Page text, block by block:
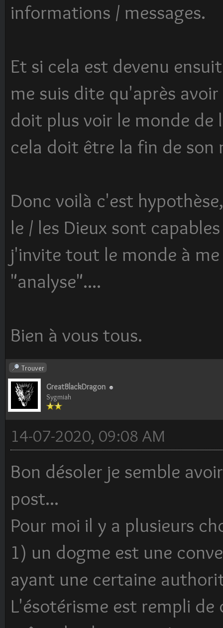
informations / messages.
Et si cela est devenu
me suis dite qu'après
doit plus voir le monde de
cela doit être la fin de son
Donc voilà c'est
le / les Dieux sont
j'invite tout le monde à
"analyse"....
Bien à vous tous.
Trouver
GreatBlackDragon
Sygmiah
14-07-2020, 09:08 AM
Bon désoler je semble
post...
Pour moi il y a plusieurs
1) un dogme est une
ayant une certaine
L'ésotérisme est rempli